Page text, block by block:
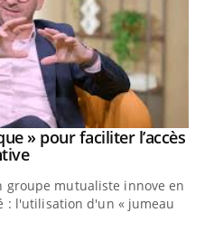
» pour faciliter l’accès
Youtube
groupe mutualiste innove en
: l'utilisation d'un « jumeau